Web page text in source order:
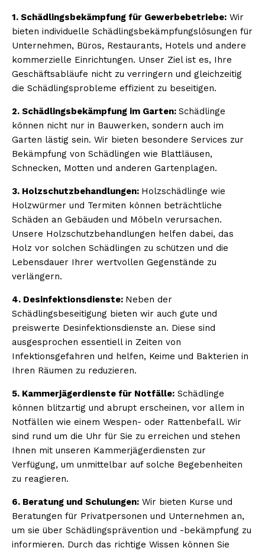
1. Schädlingsbekämpfung für Gewerbebetriebe: Wir
bieten individuelle Schädlingsbekämpfungslösungen für
Unternehmen, Büros, Restaurants, Hotels und andere
kommerzielle Einrichtungen. Unser Ziel ist es, Ihre
Geschäftsabläufe nicht zu verringern und gleichzeitig
die Schädlingsprobleme effizient zu beseitigen.
2. Schädlingsbekämpfung im Garten: Schädlinge
können nicht nur in Bauwerken, sondern auch im
Garten lästig sein. Wir bieten besondere Services zur
Bekämpfung von Schädlingen wie Blattläusen,
Schnecken, Motten und anderen Gartenplagen.
3. Holzschutzbehandlungen: Holzschädlinge wie
Holzwürmer und Termiten können beträchtliche
Schäden an Gebäuden und Möbeln verursachen.
Unsere Holzschutzbehandlungen helfen dabei, das
Holz vor solchen Schädlingen zu schützen und die
Lebensdauer Ihrer wertvollen Gegenstände zu
verlängern.
4. Desinfektionsdienste: Neben der
Schädlingsbeseitigung bieten wir auch gute und
preiswerte Desinfektionsdienste an. Diese sind
ausgesprochen essentiell in Zeiten von
Infektionsgefahren und helfen, Keime und Bakterien in
Ihren Räumen zu reduzieren.
5. Kammerjägerdienste für Notfälle: Schädlinge
können blitzartig und abrupt erscheinen, vor allem in
Notfällen wie einem Wespen- oder Rattenbefall. Wir
sind rund um die Uhr für Sie zu erreichen und stehen
Ihnen mit unseren Kammerjägerdiensten zur
Verfügung, um unmittelbar auf solche Begebenheiten
zu reagieren.
6. Beratung und Schulungen: Wir bieten Kurse und
Beratungen für Privatpersonen und Unternehmen an,
um sie über Schädlingsprävention und -bekämpfung zu
informieren. Durch das richtige Wissen können Sie